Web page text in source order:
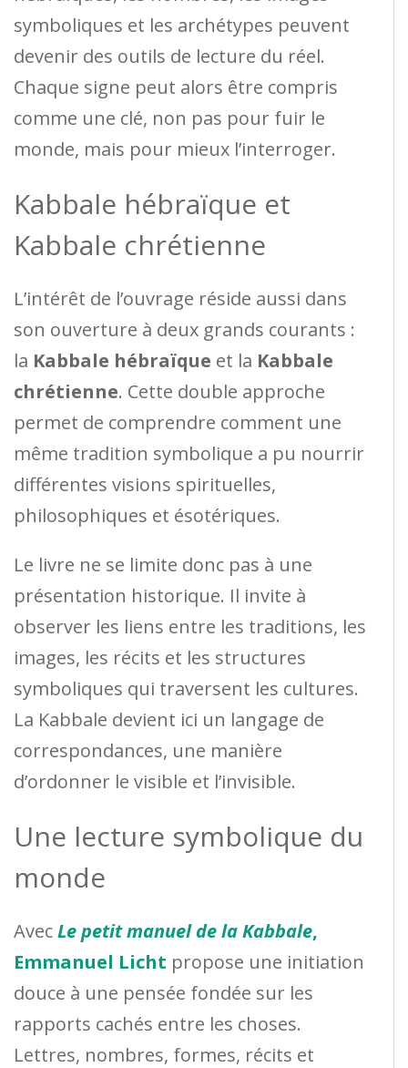
symboliques et les archétypes peuvent
devenir des outils de lecture du réel.
Chaque signe peut alors être compris
comme une clé, non pas pour fuir le
monde, mais pour mieux l’interroger.
Kabbale hébraïque et
Kabbale chrétienne
L’intérêt de l’ouvrage réside aussi dans
son ouverture à deux grands courants :
la Kabbale hébraïque et la Kabbale
chrétienne. Cette double approche
permet de comprendre comment une
même tradition symbolique a pu nourrir
différentes visions spirituelles,
philosophiques et ésotériques.
Le livre ne se limite donc pas à une
présentation historique. Il invite à
observer les liens entre les traditions, les
images, les récits et les structures
symboliques qui traversent les cultures.
La Kabbale devient ici un langage de
correspondances, une manière
d’ordonner le visible et l’invisible.
Une lecture symbolique du
monde
AvecLe petit manuel de la Kabbale,
Emmanuel Licht propose une initiation
douce à une pensée fondée sur les
rapports cachés entre les choses.
Lettres, nombres, formes, récits et